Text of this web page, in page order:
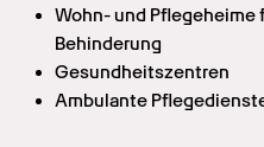
Wohn- und Pflegeheime
Behinderung
Gesundheitszentren
Ambulante